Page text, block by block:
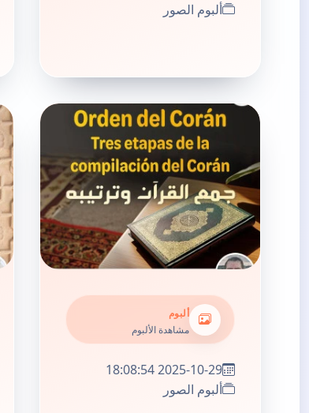
ألبوم الصور
ألبوم
مشاهدة الألبوم
2025-10-29 18:08:54
ألبوم الصور